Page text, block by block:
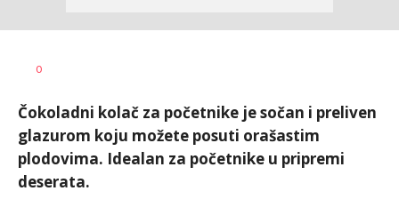
AUTOR
0
Čokoladni kolač za početnike je sočan i preliven
glazurom koju možete posuti orašastim
plodovima. Idealan za početnike u pripremi
deserata.